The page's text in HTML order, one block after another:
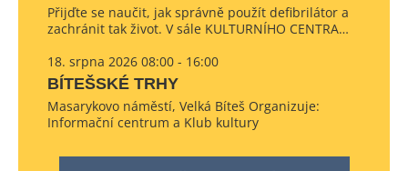
Přijďte se naučit, jak správně použít defibrilátor a
zachránit tak život. V sále KULTURNÍHO CENTRA…
18. srpna 2026 08:00 - 16:00
BÍTEŠSKÉ TRHY
Masarykovo náměstí, Velká Bíteš Organizuje:
Informační centrum a Klub kultury